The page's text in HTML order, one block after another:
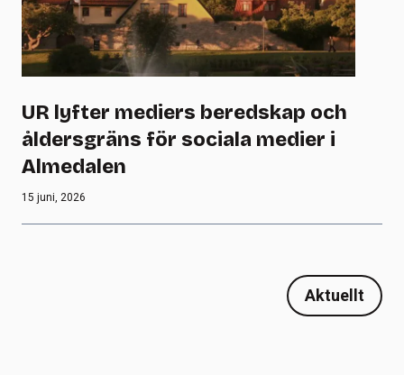
UR lyfter mediers beredskap och
åldersgräns för sociala medier i
Almedalen
15 juni, 2026
Aktuellt